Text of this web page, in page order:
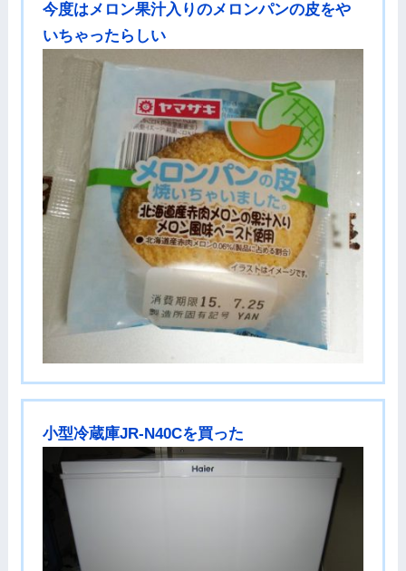
今度はメロン果汁入りのメロンパンの皮をや
いちゃったらしい
小型冷蔵庫JR-N40Cを買った